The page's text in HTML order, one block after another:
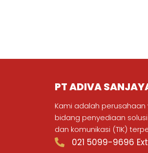
PT ADIVA
Kami adalah
bidang penyediaan
dan komunikasi (TIK)
021 5099-9696